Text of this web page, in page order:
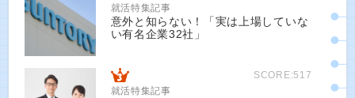
就活特集記事
意外と知らない！「実は上場していな
い有名企業32社」
SCORE:517
就活特集記事